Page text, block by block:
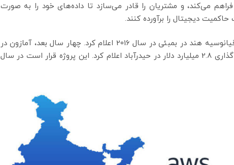
فراهم می‌کند، و مشتریان را قادر می‌سازد تا داده‌های خود را به صورت
حاکمیت دیجیتال را برآورده کنند.
اولین مرکز داده خود را در منطقه آسیا و اقیانوسیه هند در بمبئی در سال 2016 اعلام کرد. چهار سال بعد، آمازون در
سال 2020، دومین منطقه ابری AWS را با سرمایه گذاری 2.8 میلیارد دلار در حیدرآباد اعلام کرد. این پروژه قرار است در سال